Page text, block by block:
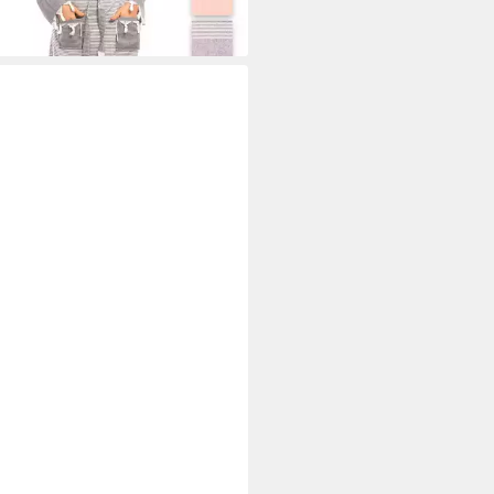
Spa, Hotel & Zuhause